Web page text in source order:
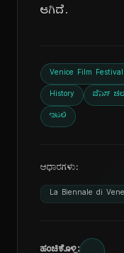
ಆಗಿದೆ.
Venice Film Festival
History ವೆನಿಸ್
ಇಟಲಿ
ಆಧಾರಗಳು:
La Biennale di
ಹಂಚಿಕೊಳ್ಳಿ: